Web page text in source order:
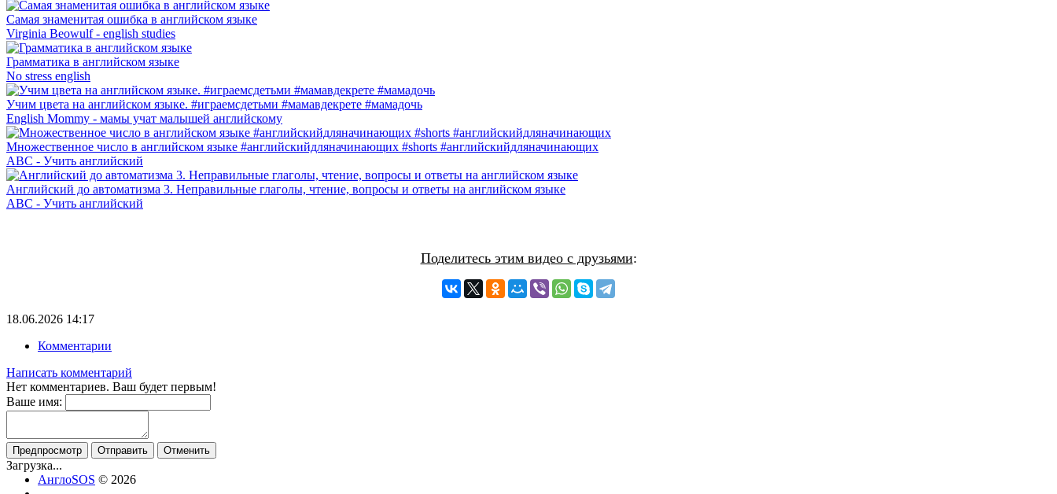
Самая знаменитая ошибка в английском языке
Virginia Beowulf - english studies
Грамматика в английском языке
No stress english
Учим цвета на английском языке. #играемсдетьми #мамавдекрете #мамадочь
English Mommy - мамы учат малышей английскому
Множественное число в английском языке #английскийдляначинающих #shorts #английскийдляначинающих
ABC - Учить английский
Английский до автоматизма 3. Неправильные глаголы, чтение, вопросы и ответы на английском языке
ABC - Учить английский
Поделитесь этим видео с друзьями:
18.06.2026 14:17
Комментарии
Написать комментарий
Нет комментариев. Ваш будет первым!
Ваше имя:
Предпросмотр Отправить Отменить
Загрузка...
АнглоSOS © 2026